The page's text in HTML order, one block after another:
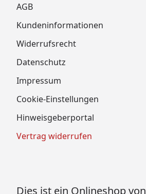
AGB
Kundeninformationen
Widerrufsrecht
Datenschutz
Impressum
Cookie-Einstellungen
Hinweisgeberportal
Vertrag widerrufen
Dies ist ein Onlineshop von